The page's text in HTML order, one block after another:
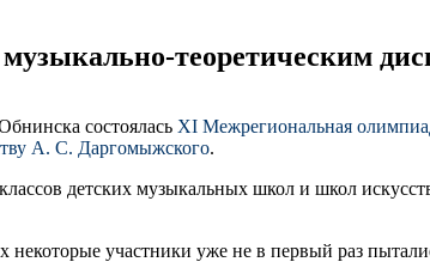
теоретическим
состоялась XI Межрегиональная
А. С. Даргомыжского.
детских музыкальных школ и школ
некоторые участники уже не в первый раз